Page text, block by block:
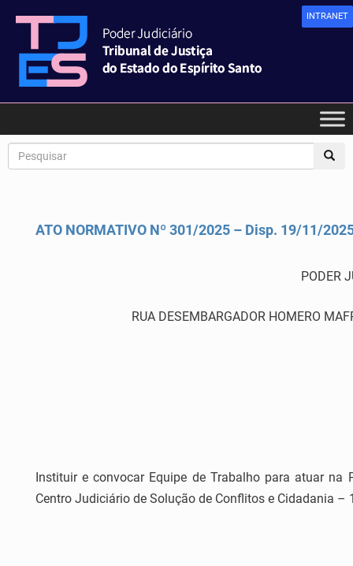
INTRANET
ATO NORMATIVO Nº 301/2025 – Disp. 19/11/
PODER
RUA DESEMBARGADOR HOMERO
Instituir e convocar Equipe de Trabalho para atuar na
Centro Judiciário de Solução de Conflitos e Cidadania